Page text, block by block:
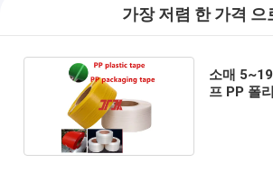
가장 저렴 한 가격 으
소매
프 PP 폴